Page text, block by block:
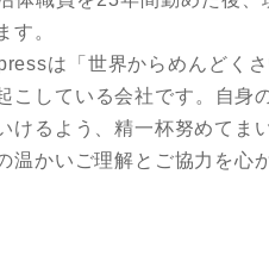
す。
は「世界からめんどく
こしている会社です。自身
けるよう、精一杯努めてま
温かいご理解とご協力を心